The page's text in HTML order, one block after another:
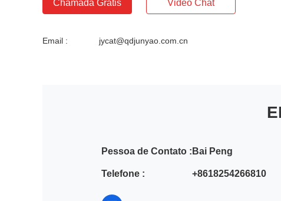
Chamada Grátis Video Chat
Email : jycat@qdjunyao.com.cn
Pessoa de Contato : Bai Peng
Telefone : +8618254266810